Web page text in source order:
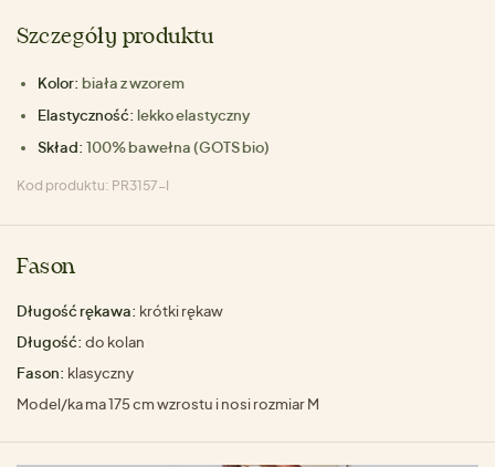
Szczegóły produktu
Kolor: biała z wzorem
Elastyczność: lekko elastyczny
Skład: 100% bawełna (GOTS bio)
Kod produktu: PR3157-I
Fason
Długość rękawa: krótki rękaw
Długość: do kolan
Fason: klasyczny
Model/ka ma 175 cm wzrostu i nosi rozmiar M